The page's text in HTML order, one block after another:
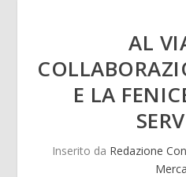
AL
E LA
Inserito da Redazione